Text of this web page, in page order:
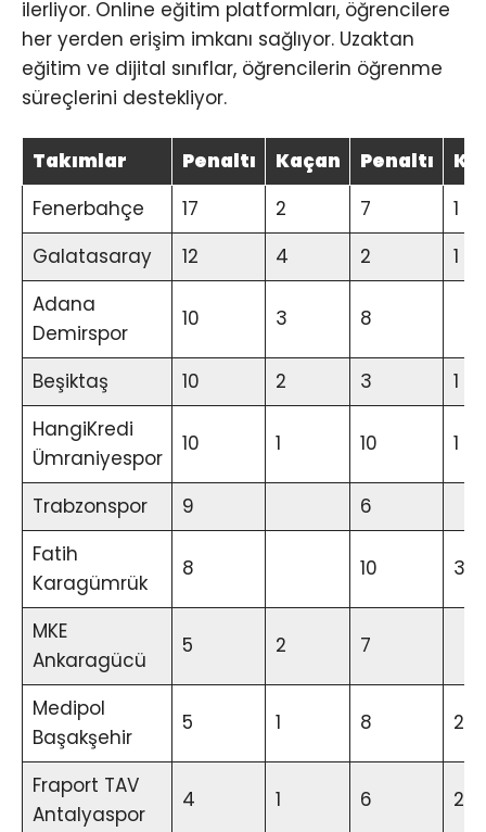
ilerliyor. Online eğitim platformları, öğrencilere
her yerden erişim imkanı sağlıyor. Uzaktan
eğitim ve dijital sınıflar, öğrencilerin öğrenme
süreçlerini destekliyor.
Takımlar Penaltı Kaçan Penaltı
Fenerbahçe
17 2 7
1
Galatasaray
12 4 2
1
Adana
Demirspor
10 3 8
Beşiktaş 10 2 3
1
HangiKredi
Ümraniyespor
10 1 10 1
Trabzonspor 9
6
Fatih
Karagümrük
8 10 3
MKE
Ankaragücü
5 2 7
Medipol
Başakşehir
5 1 8 2
Fraport TAV
Antalyaspor
4 1 6 2